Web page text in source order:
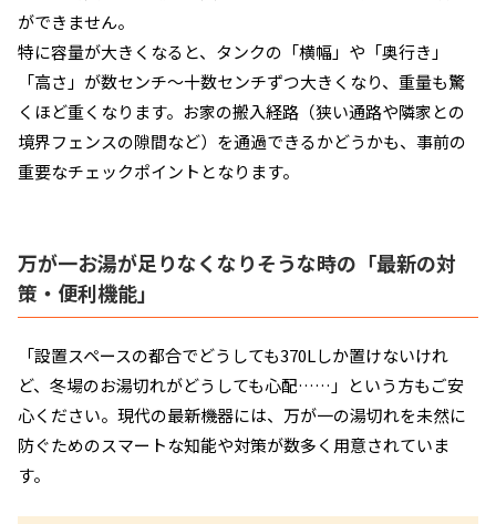
ができません。
特に容量が大きくなると、タンクの「横幅」や「奥行き」
「高さ」が数センチ〜十数センチずつ大きくなり、重量も驚
くほど重くなります。お家の搬入経路（狭い通路や隣家との
境界フェンスの隙間など）を通過できるかどうかも、事前の
重要なチェックポイントとなります。
万が一お湯が足りなくなりそうな時の「最新の対
策・便利機能」
「設置スペースの都合でどうしても370Lしか置けないけれ
ど、冬場のお湯切れがどうしても心配……」という方もご安
心ください。現代の最新機器には、万が一の湯切れを未然に
防ぐためのスマートな知能や対策が数多く用意されていま
す。